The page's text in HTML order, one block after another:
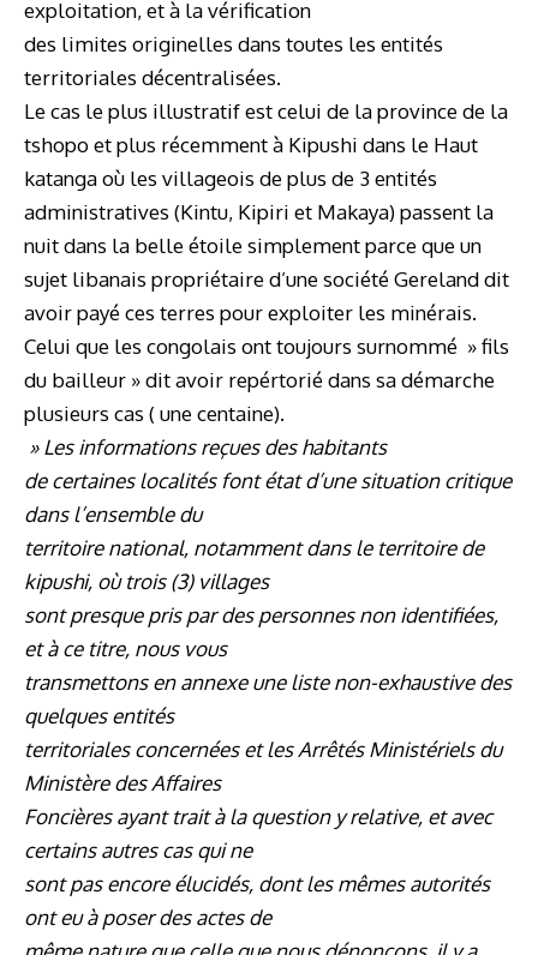
exploitation, et à la vérification
des limites originelles dans toutes les entités
territoriales décentralisées.
Le cas le plus illustratif est celui de la province de la
tshopo et plus récemment à Kipushi dans le Haut
katanga où les villageois de plus de 3 entités
administratives (Kintu, Kipiri et Makaya) passent la
nuit dans la belle étoile simplement parce que un
sujet libanais propriétaire d’une société Gereland dit
avoir payé ces terres pour exploiter les minérais.
Celui que les congolais ont toujours surnommé » fils
du bailleur » dit avoir repértorié dans sa démarche
plusieurs cas ( une centaine).
» Les informations reçues des habitants
de certaines localités font état d’une situation critique
dans l’ensemble du
territoire national, notamment dans le territoire de
kipushi, où trois (3) villages
sont presque pris par des personnes non identifiées,
et à ce titre, nous vous
transmettons en annexe une liste non-exhaustive des
quelques entités
territoriales concernées et les Arrêtés Ministériels du
Ministère des Affaires
Foncières ayant trait à la question y relative, et avec
certains autres cas qui ne
sont pas encore élucidés, dont les mêmes autorités
ont eu à poser des actes de